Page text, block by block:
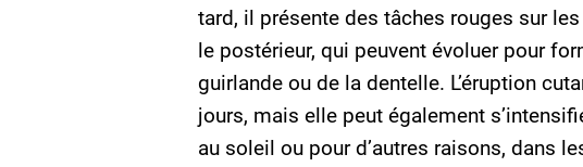
tard, il présente des tâches rouges sur
le postérieur, qui peuvent évoluer pour
guirlande ou de la dentelle. L’éruption
jours, mais elle peut également
au soleil ou pour d’autres raisons, dans